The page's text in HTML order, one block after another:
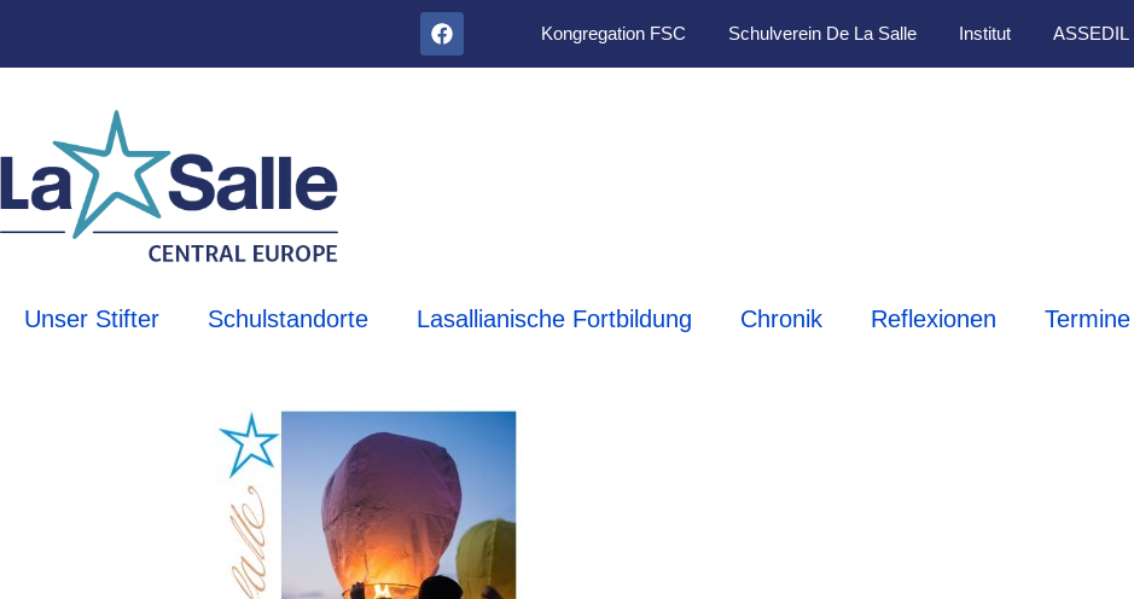
Kongregation FSC Schulverein De La Salle Institut ASSEDIL
Unser Stifter Schulstandorte Lasallianische Fortbildung Chronik Reflexionen Termine